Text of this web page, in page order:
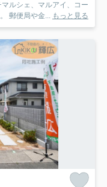
ルシェ、マルアイ、コー
郵便局や金... もっと見る